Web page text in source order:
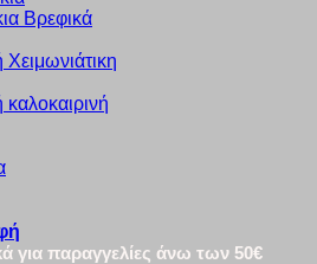
Βρεφικά
Χειμωνιάτικη
καλοκαιρινή
για παραγγελίες άνω των 50€